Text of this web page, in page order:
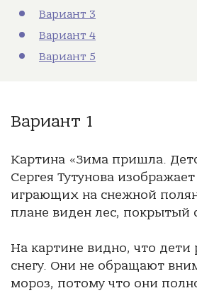
Вариант 3
Вариант 4
Вариант 5
Вариант 1
Картина «Зима пришла.
Сергея Тутунова
играющих на снежной
плане виден лес, покрытый
На картине видно, что дети
снегу. Они не обращают
мороз, потому что они